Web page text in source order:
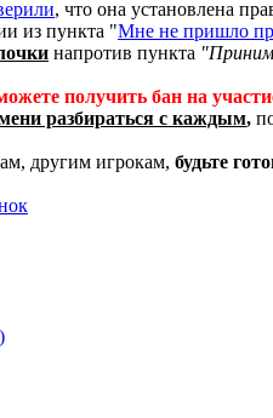
, что она установлена
из пункта "Мне не пришло
напротив пункта
получить бан на
разбираться с каждым,
другим игрокам, будьте